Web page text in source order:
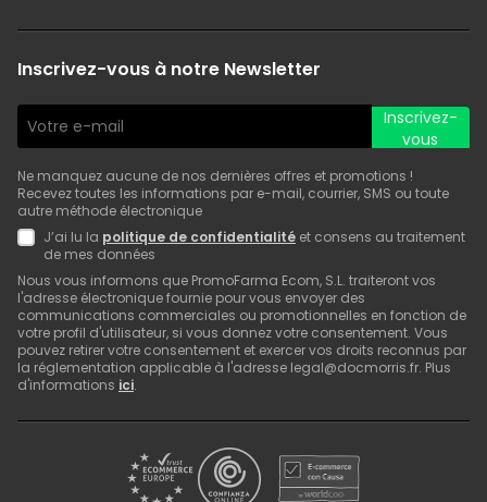
Inscrivez-vous à notre Newsletter
Inscrivez-
vous
Ne manquez aucune de nos dernières offres et promotions !
Recevez toutes les informations par e-mail, courrier, SMS ou toute
autre méthode électronique
J’ai lu la politique de confidentialité et consens au traitement
de mes données
Nous vous informons que PromoFarma Ecom, S.L. traiteront vos
l'adresse électronique fournie pour vous envoyer des
communications commerciales ou promotionnelles en fonction de
votre profil d'utilisateur, si vous donnez votre consentement. Vous
pouvez retirer votre consentement et exercer vos droits reconnus par
la réglementation applicable à l'adresse legal@docmorris.fr. Plus
d'informations ici.